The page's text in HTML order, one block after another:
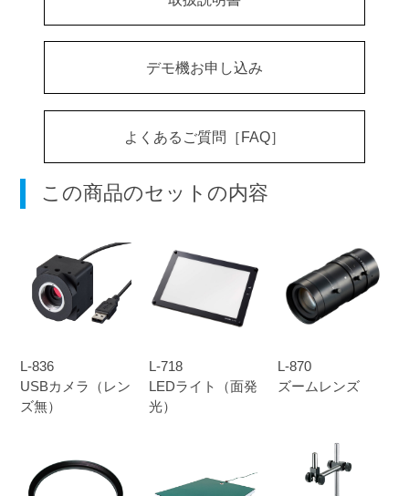
デモ機お申し込み
よくあるご質問［FAQ］
この商品のセットの内容
L-836
USBカメラ（レン
ズ無）
L-718
LEDライト（面発
光）
L-870
ズームレンズ